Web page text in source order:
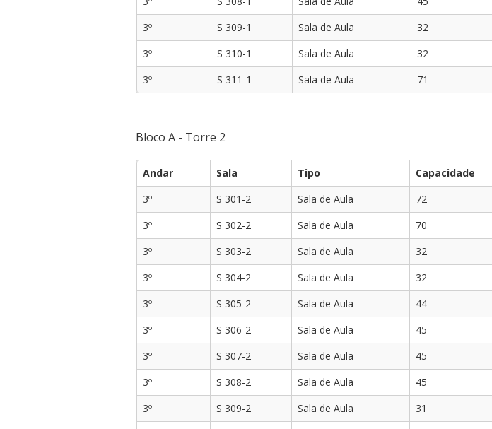
3º
S 309-1 Sala de Aula 32
3º
S 310-1 Sala de Aula 32
3º
S 311-1 Sala de Aula 71
Bloco A - Torre 2
Andar Sala Tipo Capacidade
3º
S 301-2 Sala de Aula 72
3º
S 302-2 Sala de Aula 70
3º
S 303-2 Sala de Aula 32
3º
S 304-2 Sala de Aula 32
3º
S 305-2 Sala de Aula 44
3º
S 306-2 Sala de Aula 45
3º
S 307-2 Sala de Aula 45
3º
S 308-2 Sala de Aula 45
3º
S 309-2 Sala de Aula 31